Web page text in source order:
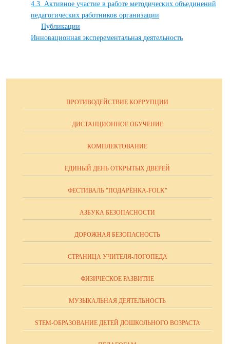
4.3. Активное участие в работе методических объединений
педагогических работников организации
Публикации
Инновационная эксперементальная деятельность
ПРОТИВОДЕЙСТВИЕ КОРРУПЦИИ
ДИСТАНЦИОННОЕ ОБУЧЕНИЕ
КОМПЛЕКТОВАНИЕ
ЕДИНЫЙ ДЕНЬ ОТКРЫТЫХ ДВЕРЕЙ
ФЕСТИВАЛЬ "ПОДАРЁНКА-FOLK"
АЗБУКА БЕЗОПАСНОСТИ
ДОРОЖНАЯ БЕЗОПАСНОСТЬ
СТРАНИЦА УЧИТЕЛЯ-ЛОГОПЕДА
ФИЗИЧЕСКОЕ РАЗВИТИЕ
МУЗЫКАЛЬНАЯ ДЕЯТЕЛЬНОСТЬ
STEM-ОБРАЗОВАНИЕ ДЕТЕЙ ДОШКОЛЬНОГО ВОЗРАСТА